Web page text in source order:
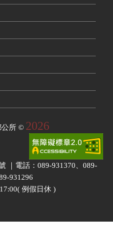
公所 © 2026
｜電話：089-931370、089-
931296
例假日休 )